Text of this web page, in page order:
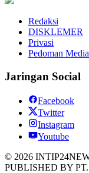
Redaksi
DISKLEMER
Privasi
Pedoman
Jaringan Social
Facebook
Twitter
Instagram
Youtube
© 2026
PUBLISHED BY